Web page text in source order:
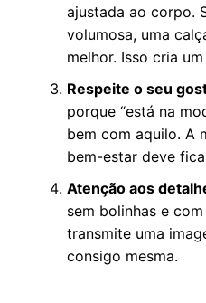
ajustada ao corpo.
volumosa, uma
melhor. Isso cria
Respeite o seu
porque “está na
bem com aquilo. A
bem-estar deve
Atenção aos
sem bolinhas e
transmite uma
consigo mesma.